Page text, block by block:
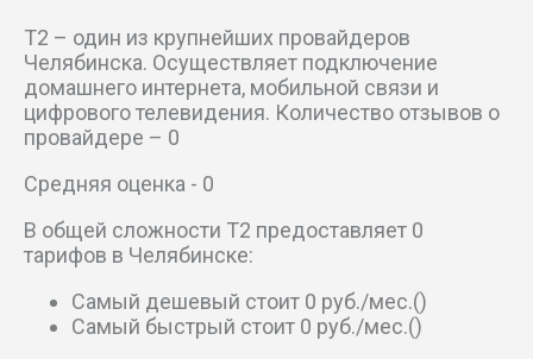
Энергетиков пер
Южный пер
ал 12-я
пер Бульварный 2-й
пер Бульварный 4-й
T2 – один из крупнейших провайдеров
Челябинска. Осуществляет подключение
домашнего интернета, мобильной связи и
цифрового телевидения. Количество отзывов о
провайдере – 0
Средняя оценка - 0
В общей сложности T2 предоставляет 0
тарифов в Челябинске:
Самый дешевый стоит 0 руб./мес.()
Самый быстрый стоит 0 руб./мес.()